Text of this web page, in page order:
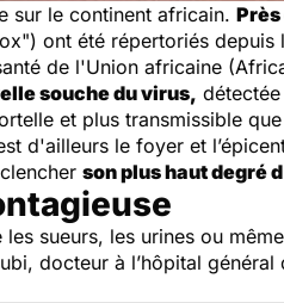
sur le continent africain.
ont été répertoriés
de l'Union africaine
souche du virus,
et plus transmissible
d'ailleurs le foyer et
son plus haut degré
sueurs, les urines ou
docteur à l’hôpital